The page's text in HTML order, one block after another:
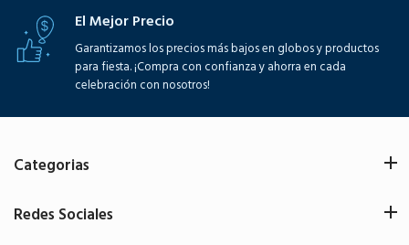
El Mejor Precio
Garantizamos los precios más bajos en globos y productos
para fiesta. ¡Compra con confianza y ahorra en cada
celebración con nosotros!
Categorias
Redes Sociales